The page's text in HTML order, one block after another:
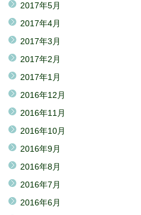
2017年5月
2017年4月
2017年3月
2017年2月
2017年1月
2016年12月
2016年11月
2016年10月
2016年9月
2016年8月
2016年7月
2016年6月